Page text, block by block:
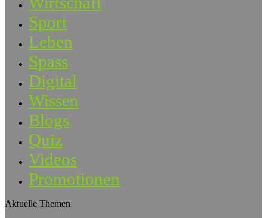
Sport
Leben
Spass
Digital
Wissen
Blogs
Quiz
Videos
Promotionen
Aktuelle Themen